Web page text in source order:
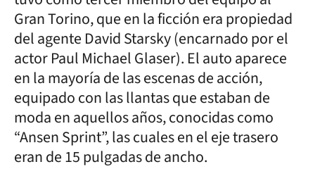
Gran Torino, que en la ficción era propiedad
del agente David Starsky (encarnado por el
actor Paul Michael Glaser). El auto aparece
en la mayoría de las escenas de acción,
equipado con las llantas que estaban de
moda en aquellos años, conocidas como
“Ansen Sprint”, las cuales en el eje trasero
eran de 15 pulgadas de ancho.